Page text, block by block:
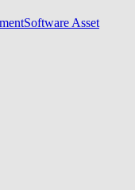
Software Asset